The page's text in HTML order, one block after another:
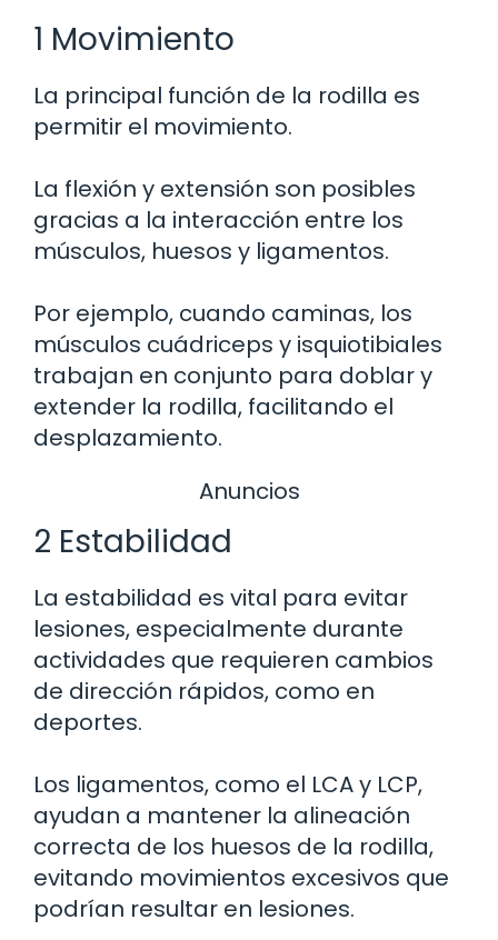
1 Movimiento
La principal función de la rodilla es
permitir el movimiento.
La flexión y extensión son posibles
gracias a la interacción entre los
músculos, huesos y ligamentos.
Por ejemplo, cuando caminas, los
músculos cuádriceps y isquiotibiales
trabajan en conjunto para doblar y
extender la rodilla, facilitando el
desplazamiento.
Anuncios
2 Estabilidad
La estabilidad es vital para evitar
lesiones, especialmente durante
actividades que requieren cambios
de dirección rápidos, como en
deportes.
Los ligamentos, como el LCA y LCP,
ayudan a mantener la alineación
correcta de los huesos de la rodilla,
evitando movimientos excesivos que
podrían resultar en lesiones.